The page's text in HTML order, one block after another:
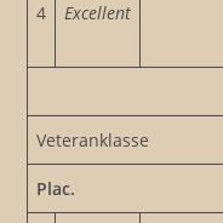
4 Excellent
Veteranklasse
Plac.